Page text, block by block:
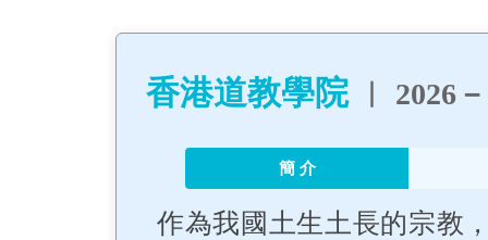
香港道教學院 ︳ 2026
簡 介
作為我國土生土長的宗教